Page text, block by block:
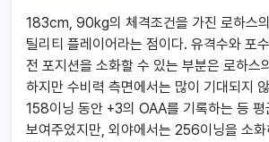
183cm, 90kg의 체격조건을 가진 로하스
틸리티 플레이어라는 점이다. 유격수와 포
전 포지션을 소화할 수 있는 부분은 로하스
하지만 수비력 측면에서는 많이 기대되지
158이닝 동안 +3의 OAA를 기록하는 등 평
보여주었지만, 외야에서는 256이닝을 소